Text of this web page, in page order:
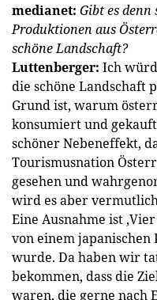
medianet: Gibt es
Pro­duktionen aus
schöne Landschaft?
Luttenberger: Ich
die schöne Landschaft
Grund ist, warum
konsumiert und
schöner Nebeneffekt,
Tourismusnation
gesehen und
wird es aber
Eine Ausnahme ist
von einem japanischen
wurde. Da haben wir
bekommen, dass die
waren, die gerne nach